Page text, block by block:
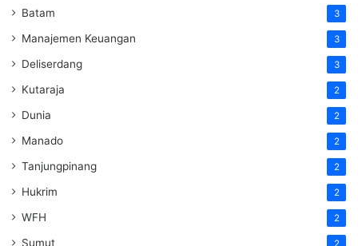
Batam 3
Manajemen Keuangan 3
Deliserdang 3
Kutaraja 2
Dunia 2
Manado 2
Tanjungpinang 2
Hukrim 2
WFH 2
Sumut 2